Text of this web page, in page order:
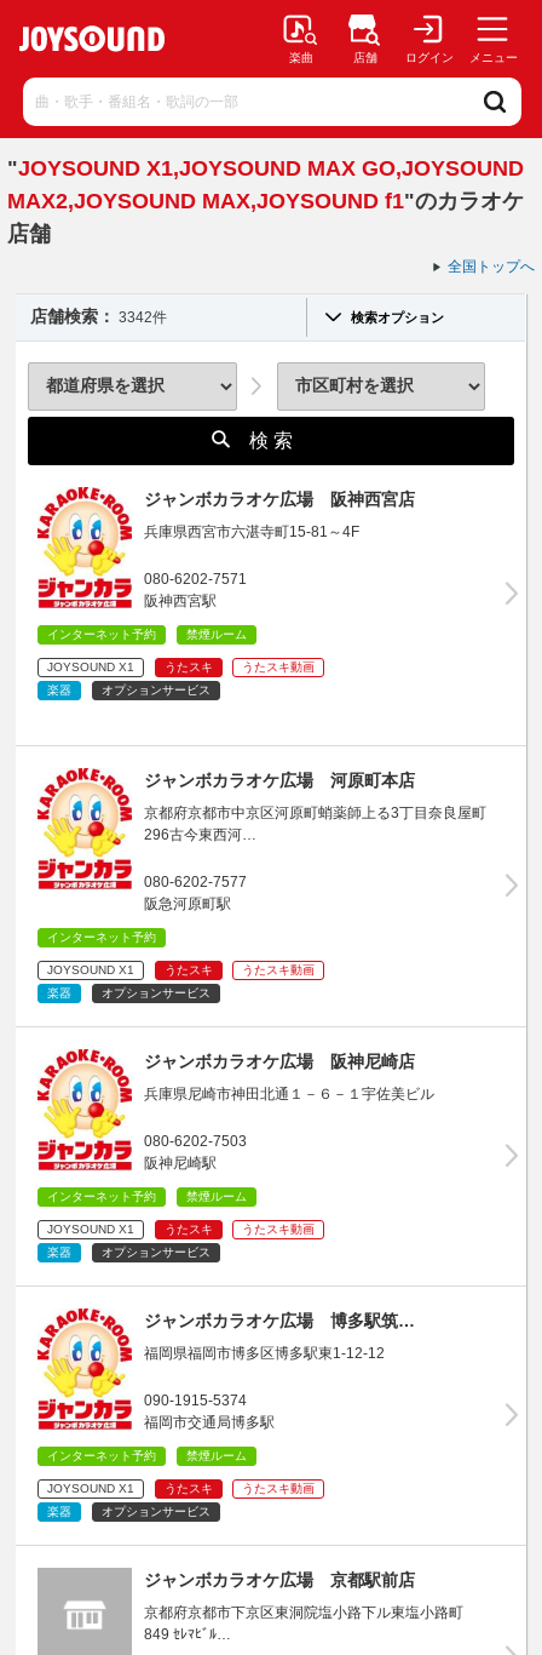
楽曲 店舗 ログイン メニュー
"JOYSOUND X1,JOYSOUND MAX GO,JOYSOUND
MAX2,JOYSOUND MAX,JOYSOUND f1"のカラオケ
店舗
全国トップへ
店舗検索： 3342件 検索オプション
検 索
ジャンボカラオケ広場 阪神西宮店
兵庫県西宮市六湛寺町15-81～4F
080-6202-7571
阪神西宮駅
インターネット予約 禁煙ルーム
JOYSOUND X1 うたスキ
うたスキ動画
楽器
オプションサービス
ジャンボカラオケ広場 河原町本店
京都府京都市中京区河原町蛸薬師上る3丁目奈良屋町
296古今東西河…
080-6202-7577
阪急河原町駅
インターネット予約
JOYSOUND X1 うたスキ
うたスキ動画
楽器
オプションサービス
ジャンボカラオケ広場 阪神尼崎店
兵庫県尼崎市神田北通１－６－１宇佐美ビル
080-6202-7503
阪神尼崎駅
インターネット予約 禁煙ルーム
JOYSOUND X1 うたスキ
うたスキ動画
楽器
オプションサービス
ジャンボカラオケ広場 博多駅筑…
福岡県福岡市博多区博多駅東1-12-12
090-1915-5374
福岡市交通局博多駅
インターネット予約 禁煙ルーム
JOYSOUND X1 うたスキ
うたスキ動画
楽器
オプションサービス
ジャンボカラオケ広場 京都駅前店
京都府京都市下京区東洞院塩小路下ル東塩小路町
849 ｾﾚﾏﾋﾞﾙ…